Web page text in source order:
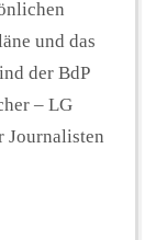
und das
der BdP
– LG
Journalisten